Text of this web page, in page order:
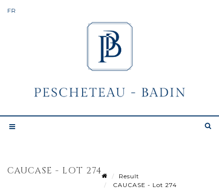
CAUCASE - LOT 274
Result
CAUCASE - Lot 274